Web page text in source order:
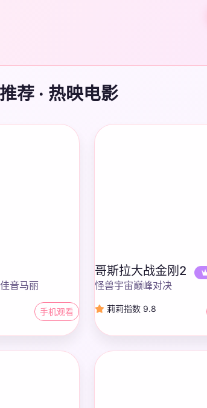
荐 · 热映电影
音马丽
手机观看
哥斯拉大战金刚2
怪兽宇宙巅峰对决
莉莉指数 9.8